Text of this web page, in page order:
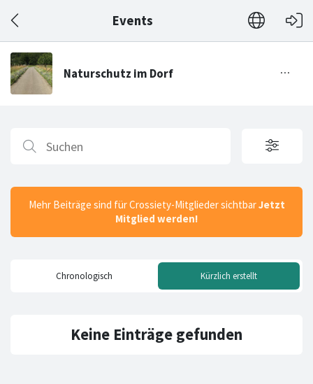
Events
Mehr Beiträge sind für Crossiety-Mitglieder sichtbarJetzt
Mitglied werden!
Chronologisch Kürzlich erstellt
Keine Einträge gefunden